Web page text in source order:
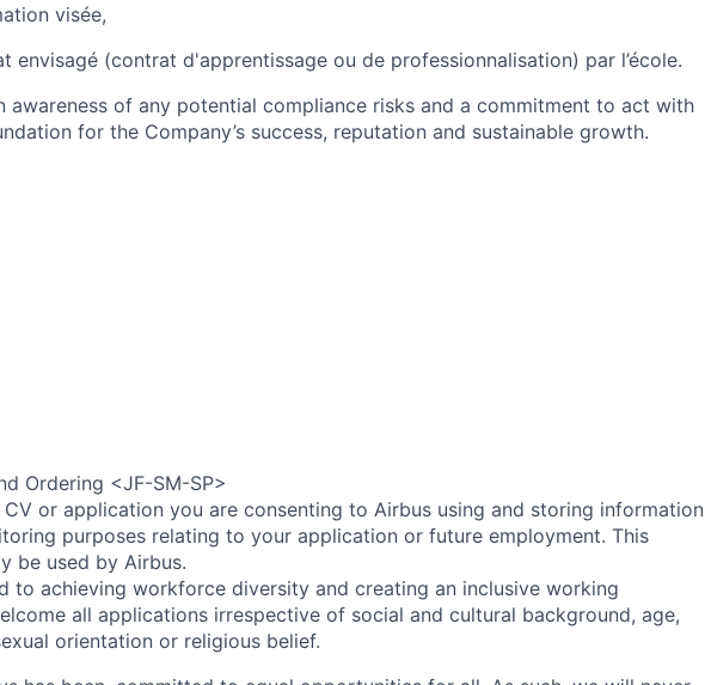
visée,
envisagé (contrat d'apprentissage ou de professionnalisation) par l’école.
awareness of any potential compliance risks and a commitment to act with
for the Company’s success, reputation and sustainable growth.
Ordering <JF-SM-SP>
or application you are consenting to Airbus using and storing information
purposes relating to your application or future employment. This
be used by Airbus.
to achieving workforce diversity and creating an inclusive working
all applications irrespective of social and cultural background, age,
orientation or religious belief.